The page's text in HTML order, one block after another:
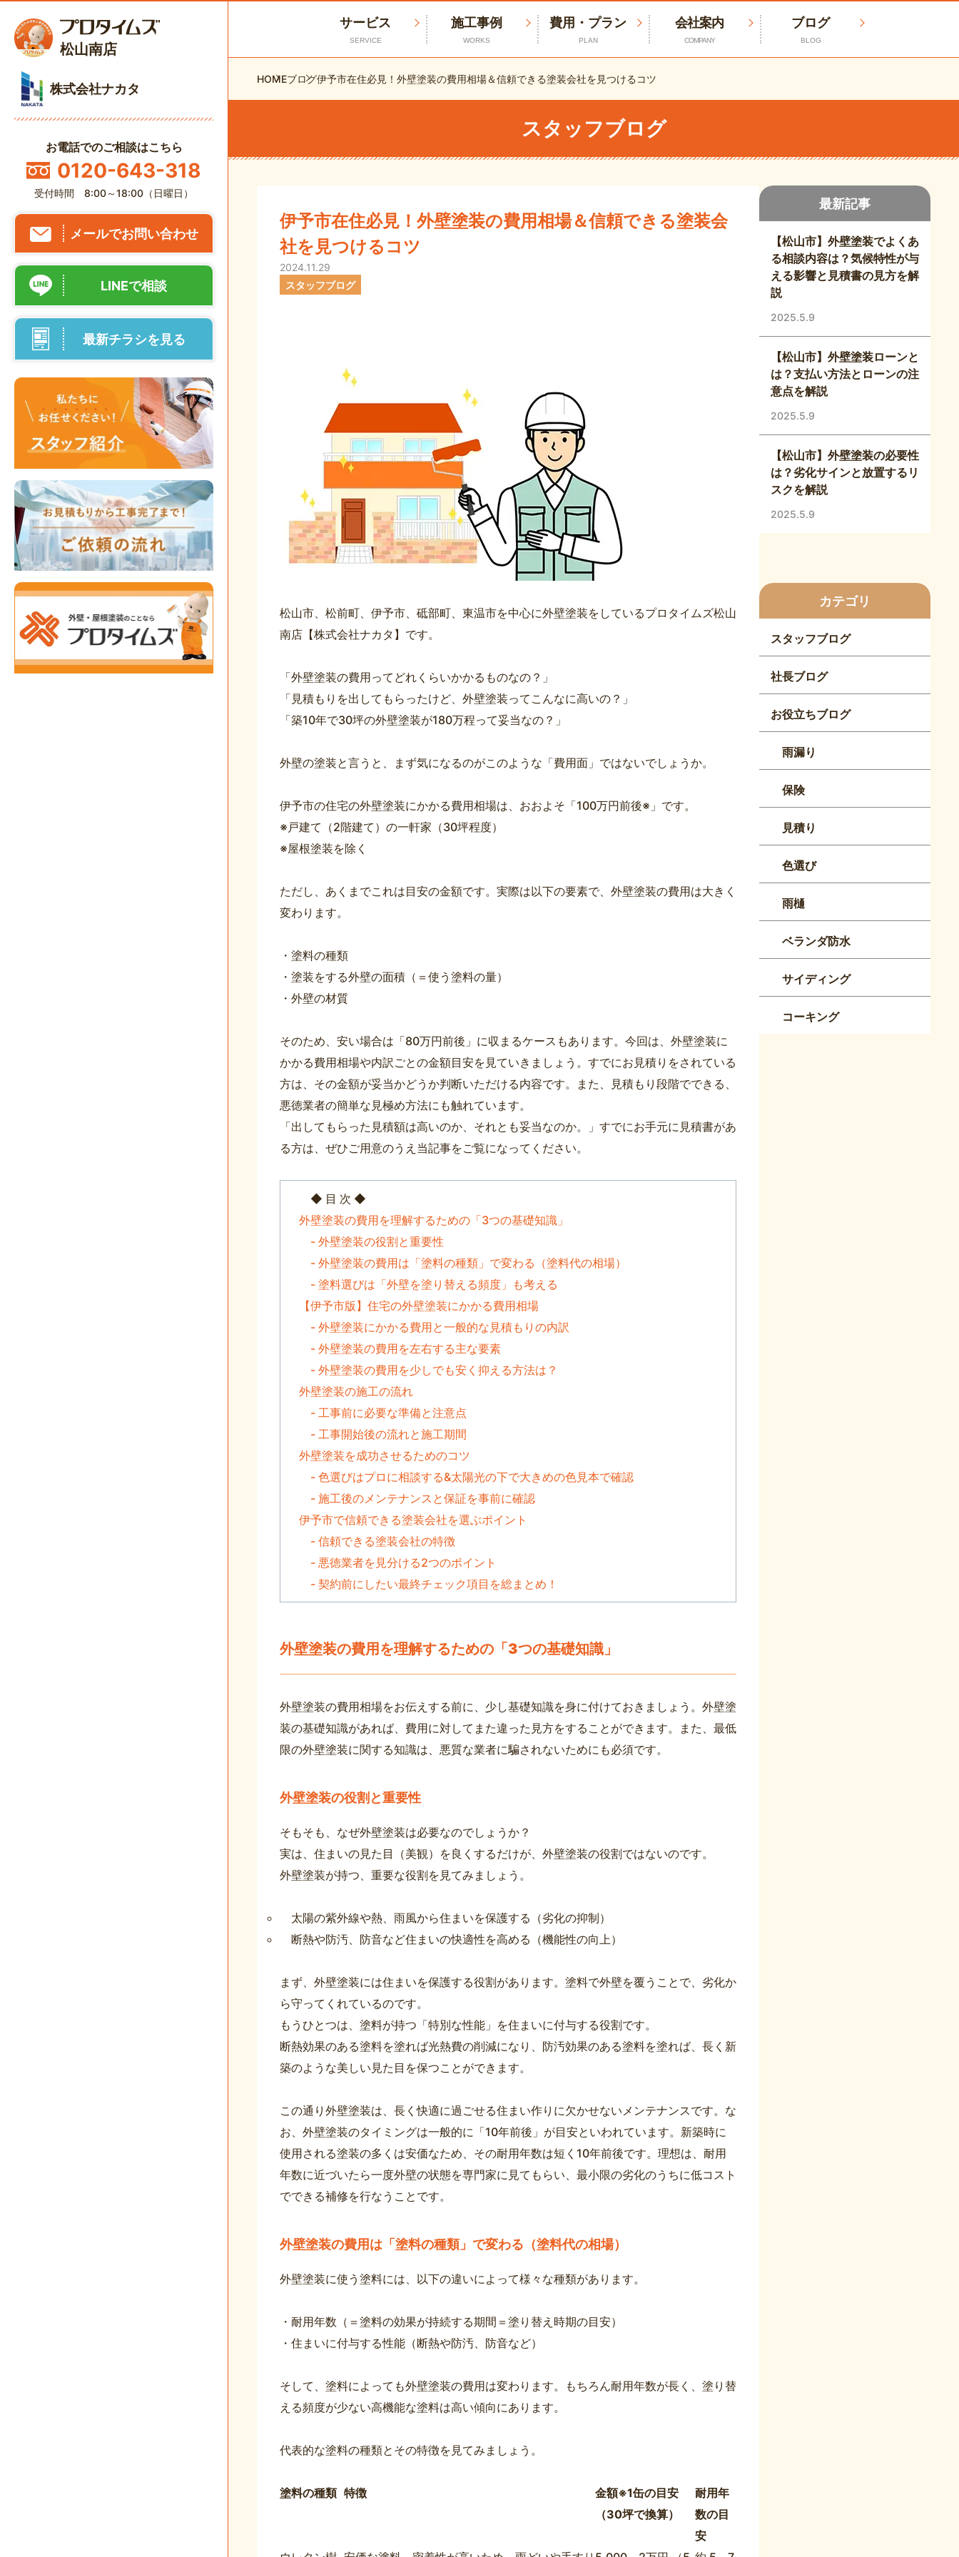
松山南店
株式会社ナカタ
お電話でのご相談はこちら
0120-643-318
受付時間 8:00～18:00（日曜日）
メールでお問い合わせ
LINEで相談
最新チラシを見る
サービス
SERVICE
施工事例
WORKS
費用・プラン
PLAN
会社案内
COMPANY
ブログ
BLOG
HOMEブログ伊予市在住必見！外壁塗装の費用相場＆信頼できる塗装会社を見つけるコツ
スタッフブログ
伊予市在住必見！外壁塗装の費用相場＆信頼できる塗装会
社を見つけるコツ
2024.11.29
スタッフブログ
松山市、松前町、伊予市、砥部町、東温市を中心に外壁塗装をしているプロタイムズ松山
南店【株式会社ナカタ】です。
「外壁塗装の費用ってどれくらいかかるものなの？」
「見積もりを出してもらったけど、外壁塗装ってこんなに高いの？」
「築10年で30坪の外壁塗装が180万程って妥当なの？」
外壁の塗装と言うと、まず気になるのがこのような「費用面」ではないでしょうか。
伊予市の住宅の外壁塗装にかかる費用相場は、おおよそ「100万円前後※」です。
※戸建て（2階建て）の一軒家（30坪程度）
※屋根塗装を除く
ただし、あくまでこれは目安の金額です。実際は以下の要素で、外壁塗装の費用は大きく
変わります。
・塗料の種類
・塗装をする外壁の面積（＝使う塗料の量）
・外壁の材質
そのため、安い場合は「80万円前後」に収まるケースもあります。今回は、外壁塗装に
かかる費用相場や内訳ごとの金額目安を見ていきましょう。すでにお見積りをされている
方は、その金額が妥当かどうか判断いただける内容です。また、見積もり段階でできる、
悪徳業者の簡単な見極め方法にも触れています。
「出してもらった見積額は高いのか、それとも妥当なのか。」すでにお手元に見積書があ
る方は、ぜひご用意のうえ当記事をご覧になってください。
◆ 目 次 ◆
外壁塗装の費用を理解するための「3つの基礎知識」
- 外壁塗装の役割と重要性
- 外壁塗装の費用は「塗料の種類」で変わる（塗料代の相場）
- 塗料選びは「外壁を塗り替える頻度」も考える
【伊予市版】住宅の外壁塗装にかかる費用相場
- 外壁塗装にかかる費用と一般的な見積もりの内訳
- 外壁塗装の費用を左右する主な要素
- 外壁塗装の費用を少しでも安く抑える方法は？
外壁塗装の施工の流れ
- 工事前に必要な準備と注意点
- 工事開始後の流れと施工期間
外壁塗装を成功させるためのコツ
- 色選びはプロに相談する&太陽光の下で大きめの色見本で確認
- 施工後のメンテナンスと保証を事前に確認
伊予市で信頼できる塗装会社を選ぶポイント
- 信頼できる塗装会社の特徴
- 悪徳業者を見分ける2つのポイント
- 契約前にしたい最終チェック項目を総まとめ！
外壁塗装の費用を理解するための「3つの基礎知識」
外壁塗装の費用相場をお伝えする前に、少し基礎知識を身に付けておきましょう。外壁塗
装の基礎知識があれば、費用に対してまた違った見方をすることができます。また、最低
限の外壁塗装に関する知識は、悪質な業者に騙されないためにも必須です。
外壁塗装の役割と重要性
そもそも、なぜ外壁塗装は必要なのでしょうか？
実は、住まいの見た目（美観）を良くするだけが、外壁塗装の役割ではないのです。
外壁塗装が持つ、重要な役割を見てみましょう。
太陽の紫外線や熱、雨風から住まいを保護する（劣化の抑制）
断熱や防汚、防音など住まいの快適性を高める（機能性の向上）
まず、外壁塗装には住まいを保護する役割があります。塗料で外壁を覆うことで、劣化か
ら守ってくれているのです。
もうひとつは、塗料が持つ「特別な性能」を住まいに付与する役割です。
断熱効果のある塗料を塗れば光熱費の削減になり、防汚効果のある塗料を塗れば、長く新
築のような美しい見た目を保つことができます。
この通り外壁塗装は、長く快適に過ごせる住まい作りに欠かせないメンテナンスです。な
お、外壁塗装のタイミングは一般的に「10年前後」が目安といわれています。新築時に
使用される塗装の多くは安価なため、その耐用年数は短く10年前後です。理想は、耐用
年数に近づいたら一度外壁の状態を専門家に見てもらい、最小限の劣化のうちに低コスト
でできる補修を行なうことです。
外壁塗装の費用は「塗料の種類」で変わる（塗料代の相場）
外壁塗装に使う塗料には、以下の違いによって様々な種類があります。
・耐用年数（＝塗料の効果が持続する期間＝塗り替え時期の目安）
・住まいに付与する性能（断熱や防汚、防音など）
そして、塗料によっても外壁塗装の費用は変わります。もちろん耐用年数が長く、塗り替
える頻度が少ない高機能な塗料は高い傾向にあります。
代表的な塗料の種類とその特徴を見てみましょう。
塗料の種類 特徴
金額※1缶の目安
（30坪で換算）
耐用年
数の目
安
最新記事
【松山市】外壁塗装でよくあ
る相談内容は？気候特性が与
える影響と見積書の見方を解
説
2025.5.9
【松山市】外壁塗装ローンと
は？支払い方法とローンの注
意点を解説
2025.5.9
【松山市】外壁塗装の必要性
は？劣化サインと放置するリ
スクを解説
2025.5.9
カテゴリ
スタッフブログ
社長ブログ
お役立ちブログ
雨漏り
保険
見積り
色選び
雨樋
ベランダ防水
サイディング
コーキング